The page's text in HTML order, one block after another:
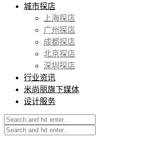
城市探店
上海探店
广州探店
成都探店
北京探店
深圳探店
行业资讯
米尚丽旗下媒体
设计服务